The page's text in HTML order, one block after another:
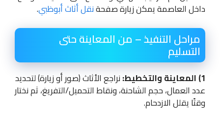
داخل العاصمة يمكن زيارة صفحةنقل أثاث أبوظبي.
مراحل التنفيذ – من المعاينة حتى
التسليم
1) المعاينة والتخطيط: نراجع الأثاث (صور أو زيارة) لتحديد
عدد العمال، حجم الشاحنة، ونقاط التحميل/التفريغ، ثم نختار
وقتًا يقلل الازدحام.